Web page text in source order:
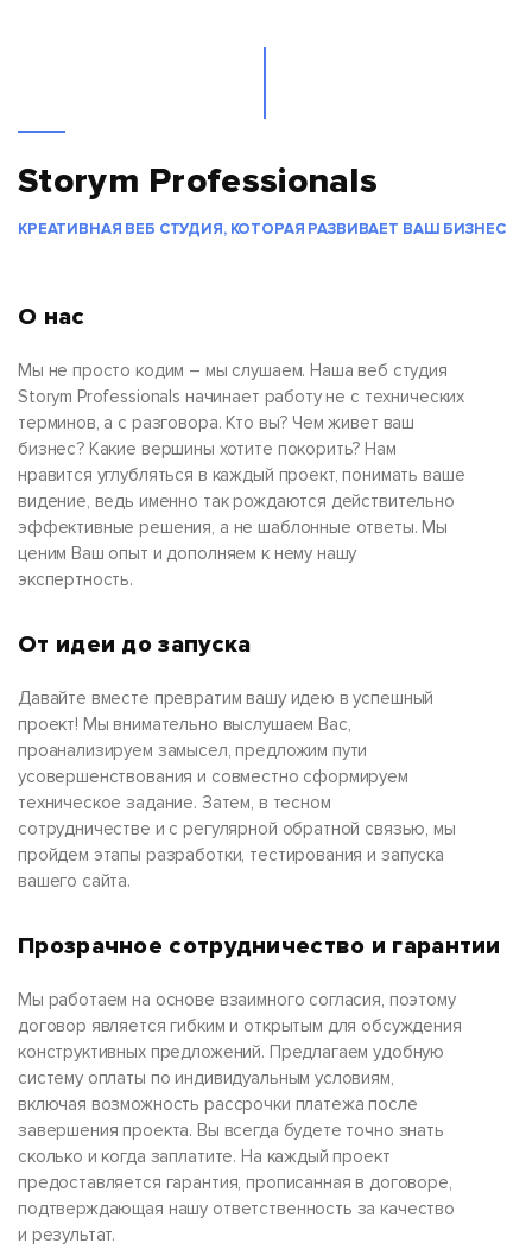
Storym Professionals
КРЕАТИВНАЯ ВЕБ СТУДИЯ, КОТОРАЯ РАЗВИВАЕТ ВАШ БИЗНЕС
О нас
Мы не просто кодим – мы слушаем. Наша веб студия
Storym Professionals начинает работу не с технических
терминов, а с разговора. Кто вы? Чем живет ваш
бизнес? Какие вершины хотите покорить? Нам
нравится углубляться в каждый проект, понимать ваше
видение, ведь именно так рождаются действительно
эффективные решения, а не шаблонные ответы. Мы
ценим Ваш опыт и дополняем к нему нашу
экспертность.
От идеи до запуска
Давайте вместе превратим вашу идею в успешный
проект! Мы внимательно выслушаем Вас,
проанализируем замысел, предложим пути
усовершенствования и совместно сформируем
техническое задание. Затем, в тесном
сотрудничестве и с регулярной обратной связью, мы
пройдем этапы разработки, тестирования и запуска
вашего сайта.
Прозрачное сотрудничество и гарантии
Мы работаем на основе взаимного согласия, поэтому
договор является гибким и открытым для обсуждения
конструктивных предложений. Предлагаем удобную
систему оплаты по индивидуальным условиям,
включая возможность рассрочки платежа после
завершения проекта. Вы всегда будете точно знать
сколько и когда заплатите. На каждый проект
предоставляется гарантия, прописанная в договоре,
подтверждающая нашу ответственность за качество
и результат.